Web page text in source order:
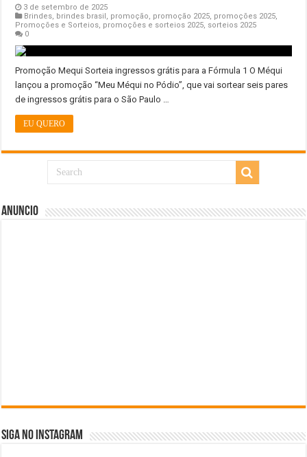
3 de setembro de 2025
Brindes, brindes brasil, promoção, promoção 2025, promoções 2025,
Promoções e Sorteios, promoções e sorteios 2025, sorteios 2025
0
Promoção Mequi Sorteia ingressos grátis para a Fórmula 1 O Méqui
lançou a promoção “Meu Méqui no Pódio”, que vai sortear seis pares
de ingressos grátis para o São Paulo …
EU QUERO
Anuncio
SIGA NO INSTAGRAM